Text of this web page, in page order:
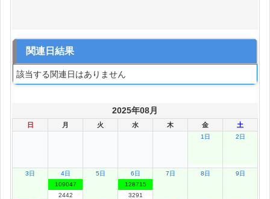
関連日結果
該当する関連日はありません
2025年08月
日 月 火 水 木 金 土
1日 2日
3日
4日
109047
2442
5日
6日
128715
3291
7日 8日 9日